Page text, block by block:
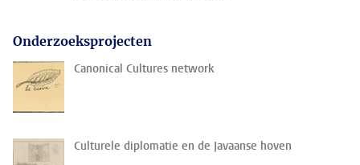
Onderzoeksprojecten
Canonical Cultures network
Culturele diplomatie en de Javaanse hoven